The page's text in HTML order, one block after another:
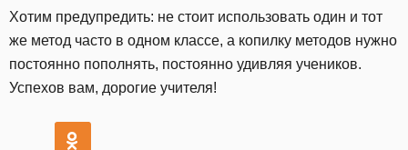
Хотим предупредить: не стоит использовать один и тот
же метод часто в одном классе, а копилку методов нужно
постоянно пополнять, постоянно удивляя учеников.
Успехов вам, дорогие учителя!